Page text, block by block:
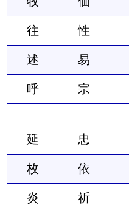
往 性
述 易
呼 宗
延 忠
枚 依
炎 祈